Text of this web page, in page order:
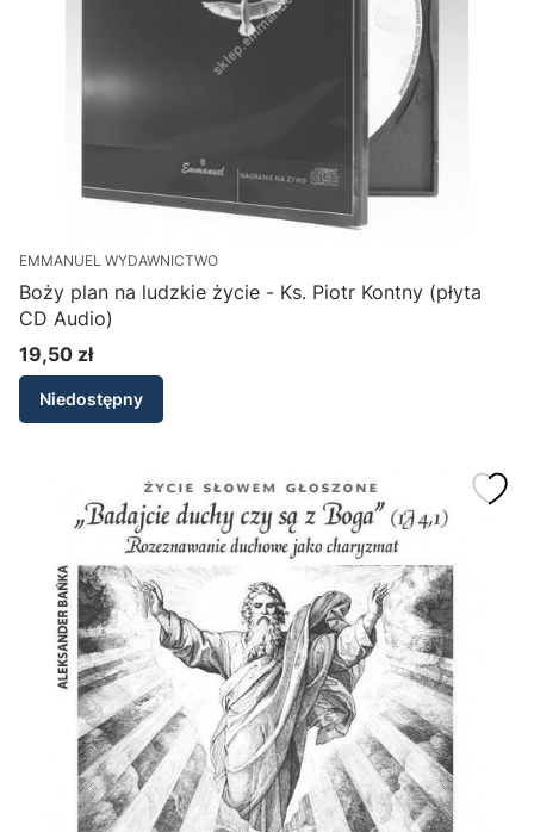
EMMANUEL WYDAWNICTWO
Boży plan na ludzkie życie - Ks. Piotr Kontny (płyta
CD Audio)
Cena
19,50 zł
Niedostępny